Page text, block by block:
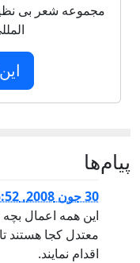
پيام‌ها
30 جون 2008, 15:52
این همه اعمال
معتدل کجا هستند
اقدام نمایند.